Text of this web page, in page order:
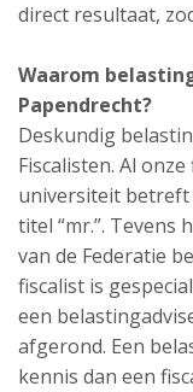
direct resultaat,
Waarom
Papendrecht?
Deskundig
Fiscalisten. Al
universiteit betreft
titel “mr.”. Tevens
van de Federatie
fiscalist is
een
afgerond. Een
kennis dan een